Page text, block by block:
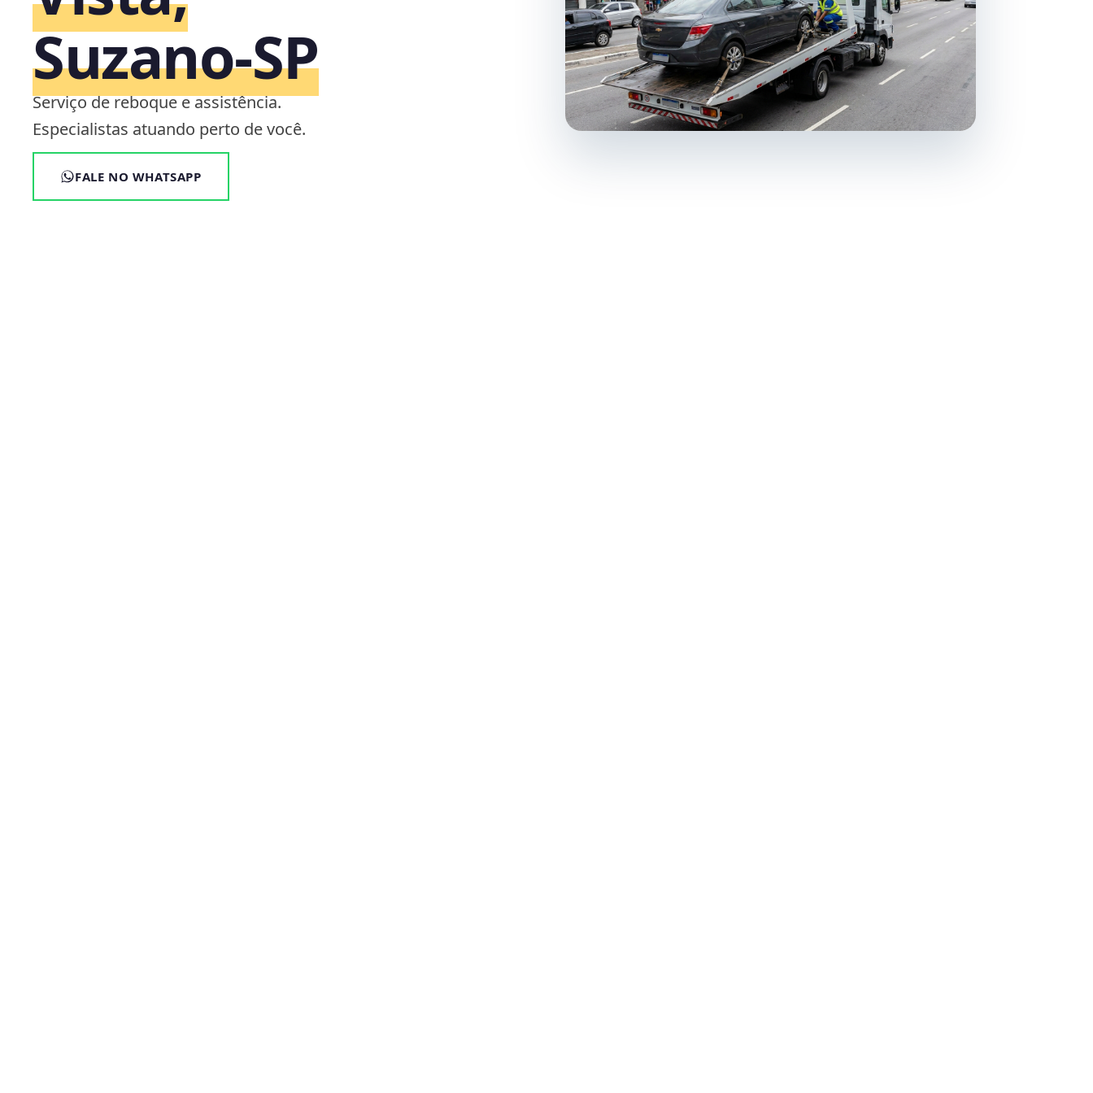
Suzano‑SP
Serviço de reboque e assistência.
Especialistas atuando perto de você.
FALE NO WHATSAPP